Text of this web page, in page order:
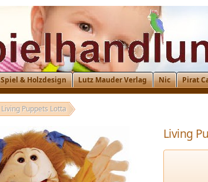
Spiel & Holzdesign Lutz Mauder Verlag Nic Pirat
Living Puppets Lotta
Living